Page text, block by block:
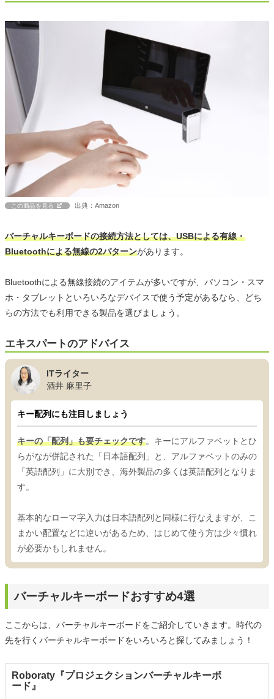
この商品を見る 出典：Amazon
バーチャルキーボードの接続方法としては、USBによる有線・
Bluetoothによる無線の2パターンがあります。
Bluetoothによる無線接続のアイテムが多いですが、パソコン・スマ
ホ・タブレットといろいろなデバイスで使う予定があるなら、どち
らの方法でも利用できる製品を選びましょう。
エキスパートのアドバイス
ITライター
酒井 麻里子
キー配列にも注目しましょう
キーの「配列」も要チェックです。キーにアルファベットとひ
らがなが併記された「日本語配列」と、アルファベットのみの
「英語配列」に大別でき、海外製品の多くは英語配列となりま
す。
基本的なローマ字入力は日本語配列と同様に行なえますが、こ
まかい配置などに違いがあるため、はじめて使う方は少々慣れ
が必要かもしれません。
バーチャルキーボードおすすめ4選
ここからは、バーチャルキーボードをご紹介していきます。時代の
先を行くバーチャルキーボードをいろいろと探してみましょう！
Roboraty『プロジェクションバーチャルキーボ
ード』